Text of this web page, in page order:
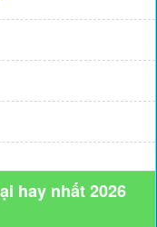
hay nhất 2026